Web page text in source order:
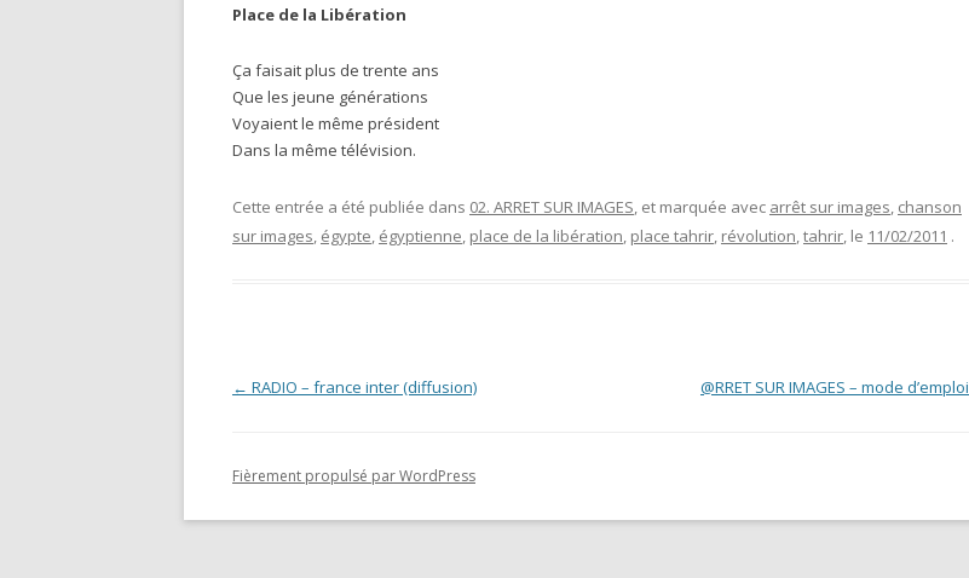
Place de la Libération
Ça faisait plus de trente ans
Que les jeune générations
Voyaient le même président
Dans la même télévision.
Cette entrée a été publiée dans 02. ARRET SUR IMAGES, et marquée avec arrêt sur images, chanson
sur images, égypte, égyptienne, place de la libération, place tahrir, révolution,tahrir, le 11/02/2011 .
Navigation des articles
← RADIO – france inter (diffusion) @RRET SUR IMAGES – mode d’emploi
Fièrement propulsé par WordPress